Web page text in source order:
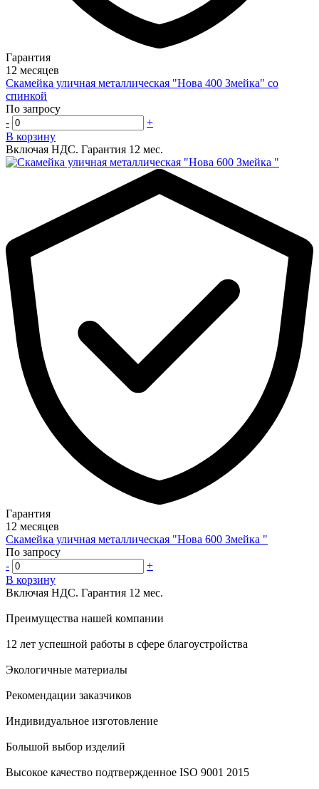
Гарантия
12 месяцев
Скамейка уличная металлическая "Нова 400 Змейка" со
спинкой
По запросу
-
+
В корзину
Включая НДС. Гарантия 12 мес.
Гарантия
12 месяцев
Скамейка уличная металлическая "Нова 600 Змейка "
По запросу
-
+
В корзину
Включая НДС. Гарантия 12 мес.
Преимущества нашей компании
12 лет успешной работы в сфере благоустройства
Экологичные материалы
Рекомендации заказчиков
Индивидуальное изготовление
Большой выбор изделий
Высокое качество подтвержденное ISO 9001 2015